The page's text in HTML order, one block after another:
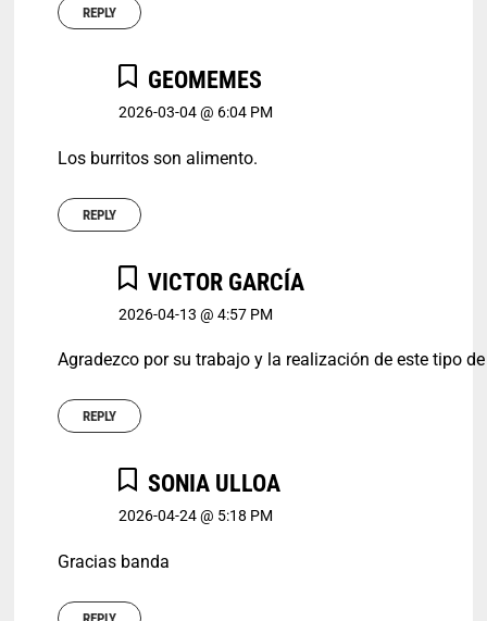
REPLY
GEOMEMES
2026-03-04 @ 6:04 PM
Los burritos son alimento.
REPLY
VICTOR GARCÍA
2026-04-13 @ 4:57 PM
Agradezco por su trabajo y la realización de este tipo
REPLY
SONIA ULLOA
2026-04-24 @ 5:18 PM
Gracias banda